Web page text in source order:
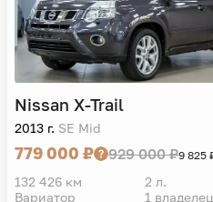
Nissan X-Trail
2013 г. SE Mid
779 000 ₽ 929 000 ₽9 825
132 426 км 2 л.
Вариатор
1 владелец